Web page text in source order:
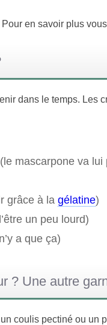
Pour en savoir plus
dans le temps. Les
mascarpone va
grâce à la gélatine)
un peu lourd)
a que ça)
? Une autre
coulis pectiné ou un